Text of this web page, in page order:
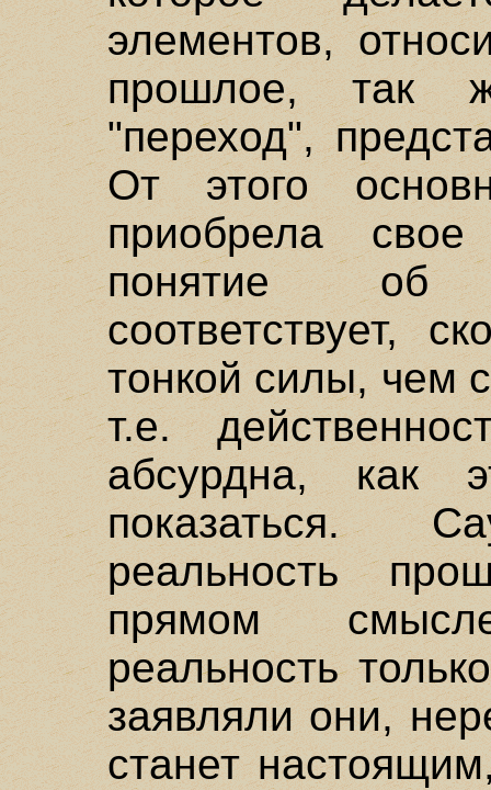
элементов,
прошлое, так
"переход",
От этого
приобрела свое
понятие об
соответствует,
тонкой силы, чем
т.е.
абсурдна, как
показаться.
реальность
прямом
реальность
заявляли они,
станет